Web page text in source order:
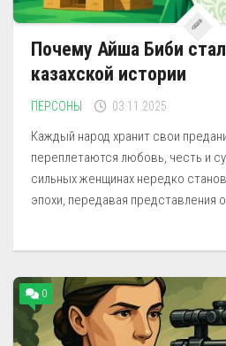
Почему Айша Биби
казахской истории
ПЕРСОНЫ 03.11.2025
Каждый народ хранит свои
переплетаются любовь, честь и
сильных женщинах нередко
эпохи, передавая представления
0